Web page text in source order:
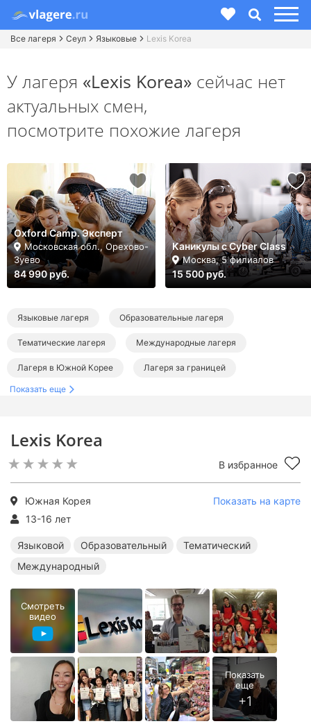
Все лагеря Сеул Языковые Lexis Korea
Lexis Korea
В избранное
Южная Корея
Показать на карте
13-16 лет
Языковой Образовательный
Тематический
Международный
Смотреть
видео
У лагеря «Lexis Korea» сейчас нет
актуальных смен,
посмотрите похожие лагеря
Oxford Camp. Эксперт
Московская обл., Орехово-
Зуево
84 990 руб.
Каникулы с Cyber Class
Москва, 5 филиалов
15 500 руб.
Языковые лагеря Образовательные лагеря
Тематические лагеря Международные лагеря
Лагеря в Южной Корее Лагеря за границей
Языковые лагеря за границей
Тематические лагеря за границей
Международные лагеря за границей
Показать еще